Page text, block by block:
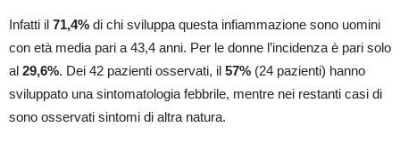
Infatti il 71,4% di chi sviluppa questa infiammazione sono uomini
con età media pari a 43,4 anni. Per le donne l’incidenza è pari solo
al 29,6%. Dei 42 pazienti osservati, il 57% (24 pazienti) hanno
sviluppato una sintomatologia febbrile, mentre nei restanti casi di
sono osservati sintomi di altra natura.